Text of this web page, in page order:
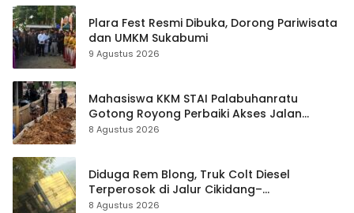
Plara Fest Resmi Dibuka, Dorong Pariwisata
dan UMKM Sukabumi
9 Agustus 2026
Mahasiswa KKM STAI Palabuhanratu
Gotong Royong Perbaiki Akses Jalan
Majelis Ta’lim di Sagaranten
8 Agustus 2026
Diduga Rem Blong, Truk Colt Diesel
Terperosok di Jalur Cikidang–
Palabuhanratu
8 Agustus 2026